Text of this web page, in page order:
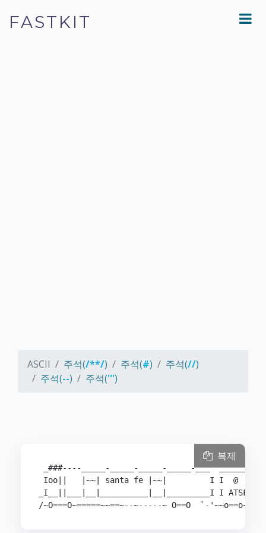
FASTKIT
ASCII 주석(/**/) 주석(#) 주석(//)
주석(--) 주석(''')
_###----_____-_____-_____-_____-___
Ioo||   |~~| santa fe |~~|         I I
_I__||___|__|__________|__|_________I I
복제